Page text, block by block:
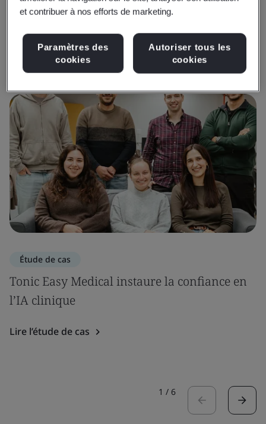
Obtenir des aperçus et des médias
Étude de cas
Tonic Easy Medical instaure la confiance en
l’IA clinique
Lire l’étude de cas
1 / 6
et contribuer à nos efforts de marketing.
Paramètres des
cookies
Autoriser tous les
cookies